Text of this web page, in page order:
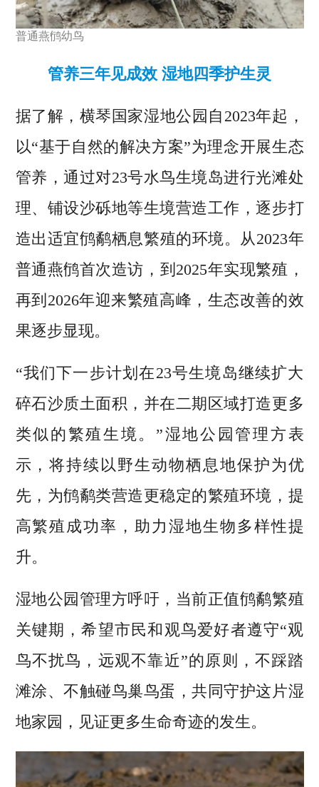
普通燕鸻幼鸟
管养三年见成效 湿地四季护生灵
据了解，横琴国家湿地公园自2023年起，
以“基于自然的解决方案”为理念开展生态
管养，通过对23号水鸟生境岛进行光滩处
理、铺设沙砾地等生境营造工作，逐步打
造出适宜鸻鹬栖息繁殖的环境。从2023年
普通燕鸻首次造访，到2025年实现繁殖，
再到2026年迎来繁殖高峰，生态改善的效
果逐步显现。
“我们下一步计划在23号生境岛继续扩大
碎石沙质土面积，并在二期区域打造更多
类似的繁殖生境。”湿地公园管理方表
示，将持续以野生动物栖息地保护为优
先，为鸻鹬类营造更稳定的繁殖环境，提
高繁殖成功率，助力湿地生物多样性提
升。
湿地公园管理方呼吁，当前正值鸻鹬繁殖
关键期，希望市民和观鸟爱好者遵守“观
鸟不扰鸟，远观不靠近”的原则，不踩踏
滩涂、不触碰鸟巢鸟蛋，共同守护这片湿
地家园，见证更多生命奇迹的发生。